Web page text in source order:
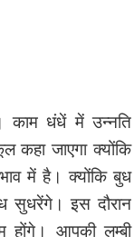
काम धंधें में उन्नति
कहा जाएगा क्योंकि
में है। क्योंकि बुध
इस दौरान
होंगे। आपकी लम्बी